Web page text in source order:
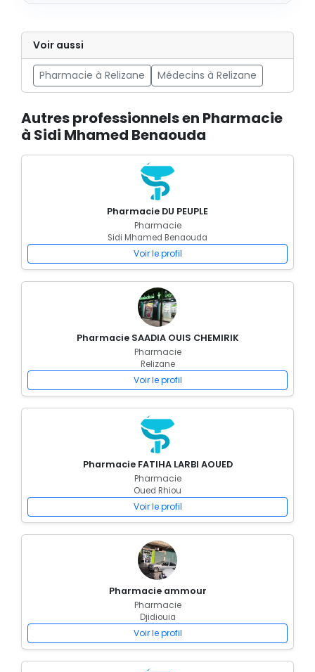
Voir aussi
Pharmacie à Relizane Médecins à Relizane
Autres professionnels en Pharmacie
à Sidi Mhamed Benaouda
Pharmacie DU PEUPLE
Pharmacie
Sidi Mhamed Benaouda
Voir le profil
Pharmacie SAADIA OUIS CHEMIRIK
Pharmacie
Relizane
Voir le profil
Pharmacie FATIHA LARBI AOUED
Pharmacie
Oued Rhiou
Voir le profil
Pharmacie ammour
Pharmacie
Djidiouia
Voir le profil